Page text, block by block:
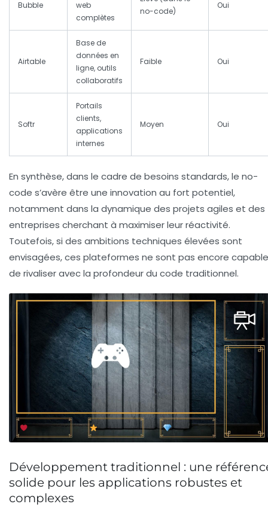
Bubble
web
complètes
no-code)
Oui
Airtable
Base de
données en
ligne, outils
collaboratifs
Faible Oui
Softr
Portails
clients,
applications
internes
Moyen Oui
En synthèse, dans le cadre de besoins standards, le no-
code s’avère être une innovation au fort potentiel,
notamment dans la dynamique des projets agiles et des
entreprises cherchant à maximiser leur réactivité.
Toutefois, si des ambitions techniques élevées sont
envisagées, ces plateformes ne sont pas encore
de rivaliser avec la profondeur du code traditionnel.
Développement traditionnel : une
solide pour les applications robustes et
complexes